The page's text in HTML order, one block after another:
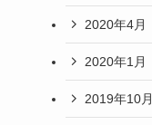
2020年4月
2020年1月
2019年10月